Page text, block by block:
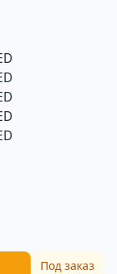
Под заказ